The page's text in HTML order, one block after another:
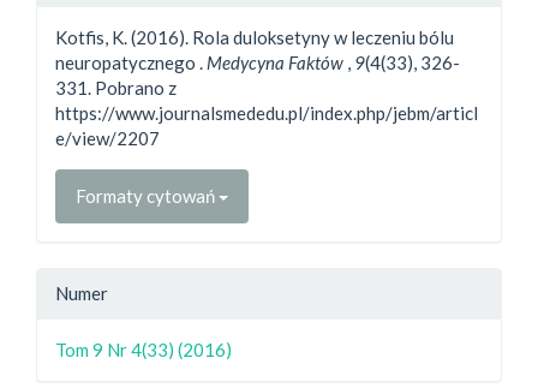
Kotfis, K. (2016). Rola duloksetyny w leczeniu bólu
neuropatycznego . Medycyna Faktów , 9(4(33), 326-
331. Pobrano z
https://www.journalsmededu.pl/index.php/jebm/articl
e/view/2207
Formaty cytowań
Numer
Tom 9 Nr 4(33) (2016)